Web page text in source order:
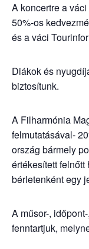
A koncertre a
50%-os
és a váci
Diákok és
biztosítunk.
A Filharmónia
felmutatásával-
ország bármely
értékesített
bérletenként egy
A műsor-,
fenntartjuk,